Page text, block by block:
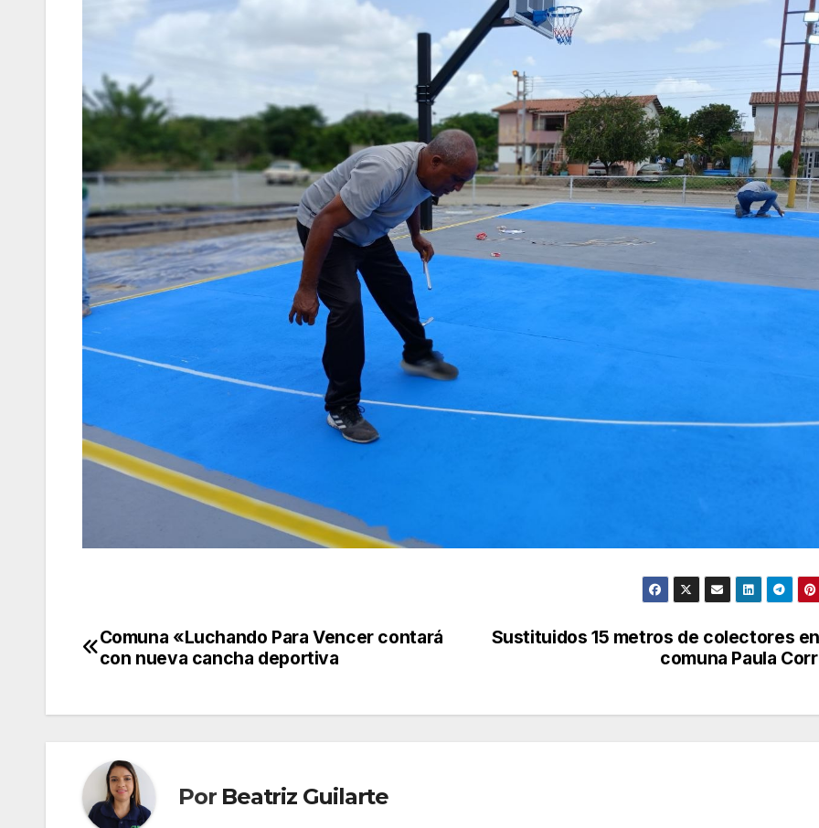
Navegación
entradas
Sustituidos 15 metros de colectores
comuna Paula
Comuna «Luchando Para Vencer contará
con nueva cancha deportiva
Por Beatriz Guilarte